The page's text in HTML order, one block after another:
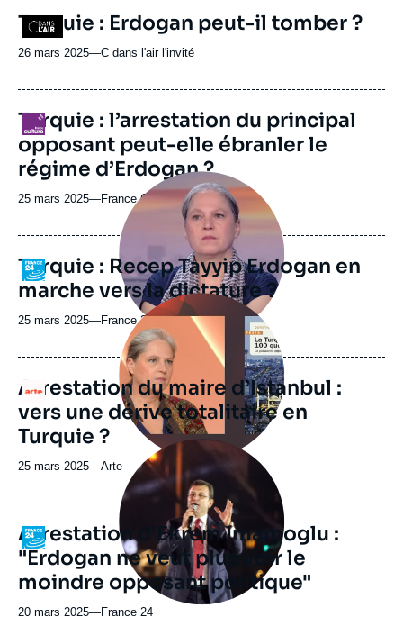
ou
émission
Logo
Turquie : Erdogan peut-il tomber ?
26 mars 2025—Nom
journal,
ou
émission
C dans l'air l'invité
Logo
Turquie : l’arrestation du principal
opposant peut-elle ébranler le
régime d’Erdogan ?
25 mars 2025—Nom
journal,
revue
ou
émission
France Culture
Logo
Image
principale
médiatique
Turquie : Recep Tayyip Erdogan en
marche vers la dictature ?
25 mars 2025—Nom
journal,
revue
ou
émission
France 24
Logo
Image
principale
médiatique
Arrestation du maire d’Istanbul :
vers une dérive totalitaire en
Turquie ?
25 mars 2025—Nom
journal,
revue
ou
émission
Arte
Logo
Image
principale
médiatique
Arrestation d'Ekrem Imamoglu :
"Erdogan ne veut plus voir le
moindre opposant politique"
20 mars 2025—Nom
France 24